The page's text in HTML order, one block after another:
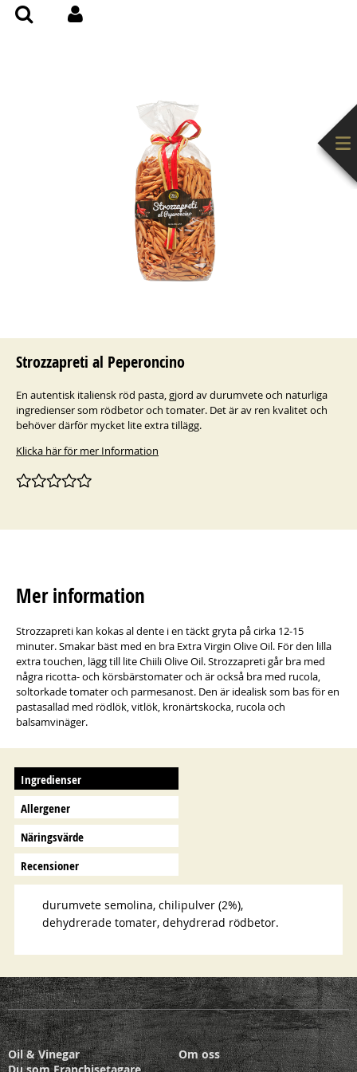
Strozzapreti al Peperoncino
En autentisk italiensk röd pasta, gjord av durumvete och naturliga
ingredienser som rödbetor och tomater. Det är av ren kvalitet och
behöver därför mycket lite extra tillägg.
Klicka här för mer Information
Mer information
Strozzapreti kan kokas al dente i en täckt gryta på cirka 12-15
minuter. Smakar bäst med en bra Extra Virgin Olive Oil. För den lilla
extra touchen, lägg till lite Chiili Olive Oil. Strozzapreti går bra med
några ricotta- och körsbärstomater och är också bra med rucola,
soltorkade tomater och parmesanost. Den är idealisk som bas för en
pastasallad med rödlök, vitlök, kronärtskocka, rucola och
balsamvinäger.
Ingredienser
Allergener
Näringsvärde
Recensioner
durumvete semolina, chilipulver (2%),
dehydrerade tomater, dehydrerad rödbetor.
Oil & Vinegar
Om oss
Du som Franchisetagare